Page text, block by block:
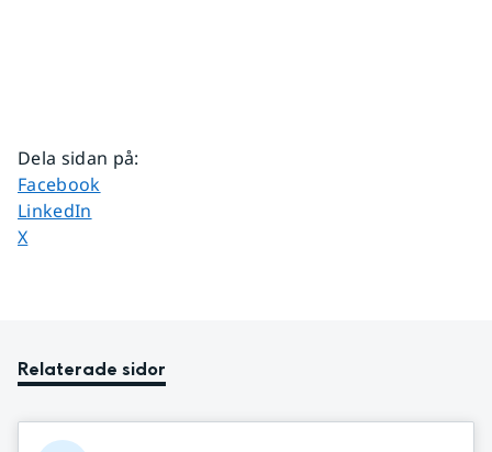
Dela sidan på:
Dela sidan på
Facebook
Dela sidan på
LinkedIn
Dela sidan på
X
Relaterade sidor